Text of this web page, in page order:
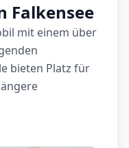
Falkensee
mit einem über
bieten Platz für